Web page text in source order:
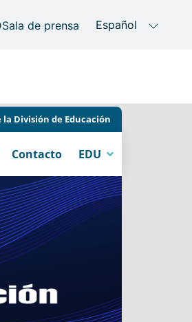
División de Educación
Contacto EDU